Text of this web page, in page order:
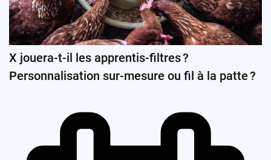
X jouera-t-il les apprentis-filtres ?
Personnalisation sur-mesure ou fil à la patte ?